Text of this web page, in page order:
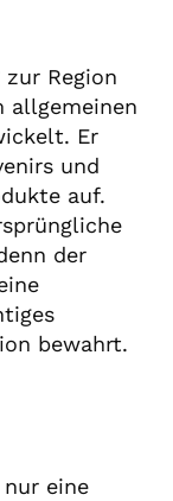
Region
allgemeinen
Er
und
auf.
der
bewahrt.
eine